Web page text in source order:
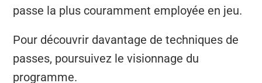
passe la plus couramment employée en jeu.
Pour découvrir davantage de techniques de
passes, poursuivez le visionnage du
programme.